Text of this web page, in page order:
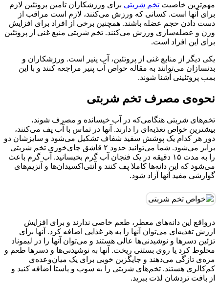
مهم‌ترین خاصیت تخم شربتی برای ورزشکاران تامین پروتئین لازم
برای آنها است. کسانی که ورزش می‌کنند، لازم است مراقب از
دست دادن حجم عضله باشند. همچنین برخی از افراد برای افزایش
وزن و عضله‌سازی ورزش می‌کنند. تخم شربتی منبع غنی از پروتئین
برای این افراد است.
یکی دیگر از منابع غنی از پروتئین، آب پنیر است. ورزشکاران و
بدنسازان می‌توانند به مقاله خواص آب پنیر مراجعه کنند و با این
بمب پروتئینی آشنا شوند.
نحوه‌ی مصرف تخم شربتی
تخم‌های شربتی هنگامی‌که در آب خیسانده و مصرف شوند،
بیشترین خواص تغذیه‌ای را دارند. آنها در تماس با آب پف می‌کنند،
دور هر کدام یک پوشش سفید شفاف تشکیل می‌شود و سایزشان دو
برابر می‌شود. شما می‌توانید حدود ۲ قاشق چای‌خوری تخم شربتی
را به مدت ۱۵ دقیقه در یک فنجان آب گرم بخیسانید. آب گرم باعث
می‌شود که این دانه‌ها کاملا پف کنند و آنتی‌اکسیدان‌ها و آنزیم‌های
گوارشی مفید آنها آزاد شود.
درواقع این دانه‌های معطر، طعم خاصی ندارند و برای افزایش
ارزش تغذیه‌ای می‌توان آنها را به هر غذایی اضافه کرد. آنها برای
تزئین دسرها و نوشیدنی‌ها عالی هستند و می‌توان آنها را در لیموناد
مخلوط کرد یا روی بستنی ریخت. آنها به نوشیدنی‌ها و دسرها طعم و
مزه‌ی تازگی می‌دهند و جایگزین خوبی برای یک میان‌وعده‌ی
کم‌کالری هستند. تخم‌های شربتی را به سوپ و پاستا اضافه کنید و
از بافت تردشان لذت ببرید.